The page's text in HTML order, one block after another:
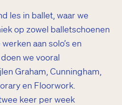
les in ballet, waar we
op zowel balletschoenen
aan solo’s en
we vooral
Graham, Cunningham,
en Floorwork.
keer per week